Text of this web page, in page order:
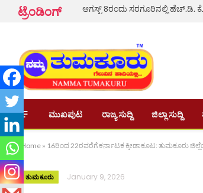
ಟ್ರೆಂಡಿಂಗ್
ಮುಖಪುಟ ರಾಜ್ಯ ಸುದ್ದಿ ಜಿಲ್ಲಾ ಸುದ್ದಿ
Home » 16ರಿಂದ 22ರವರೆಗೆ ಕರ್ನಾಟಕ ಕ್ರೀಡಾಕೂಟ: ತುಮಕೂರು
ತುಮಕೂರು January 9, 2026